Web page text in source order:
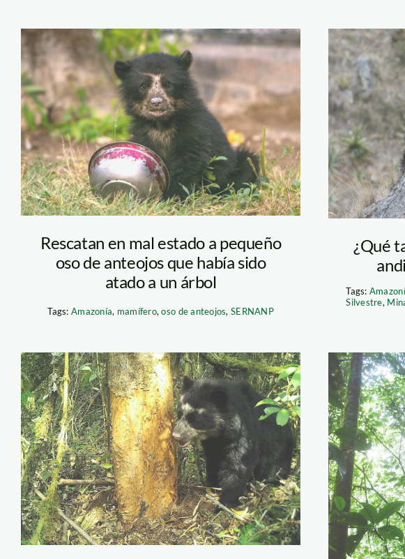
oso-de-anteojos
—serfor
Rescatan en mal estado a pequeño
oso de anteojos que había sido
atado a un árbol
Tags: Amazonía, mamífero,oso de anteojos,SERNANP
¿Qué
Tags:
Silvestre,
oso-de-anteojos-
sernanp1
en-